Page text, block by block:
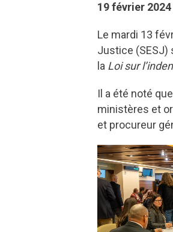
19 février 2024
Le mardi 13
Justice (SESJ)
la Loi sur
Il a été noté
ministères et
et procureur